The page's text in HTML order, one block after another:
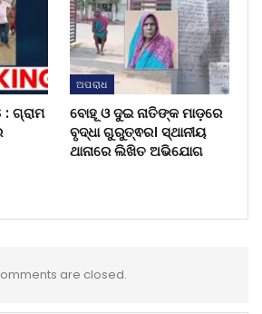
: ଗ୍ରାମ
ଅପରାଧ
ବୋହୂ ଓ ଦୁଇ ନାତିଙ୍କ ମାଡ଼ରେ
ବୃଦ୍ଧା ଗୁରୁତ୍ଵର। ସ୍ଥାନୀୟ
ଥାନାରେ ଲିଖିତ ଅଭିଯୋଗ
are closed.